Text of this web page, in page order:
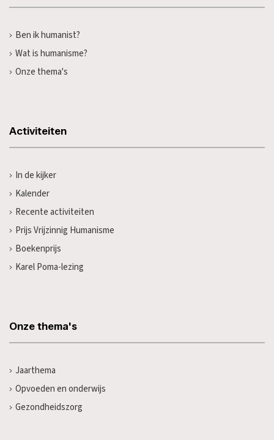
Ben ik humanist?
Wat is humanisme?
Onze thema's
Activiteiten
In de kijker
Kalender
Recente activiteiten
Prijs Vrijzinnig Humanisme
Boekenprijs
Karel Poma-lezing
Onze thema's
Jaarthema
Opvoeden en onderwijs
Gezondheidszorg